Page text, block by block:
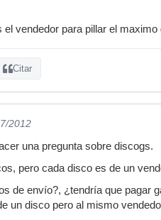
el vendedor para pillar el
Citar
2012
una pregunta sobre discogs.
pero cada disco es de un
de envío?, ¿tendría que pagar
un disco pero al mismo